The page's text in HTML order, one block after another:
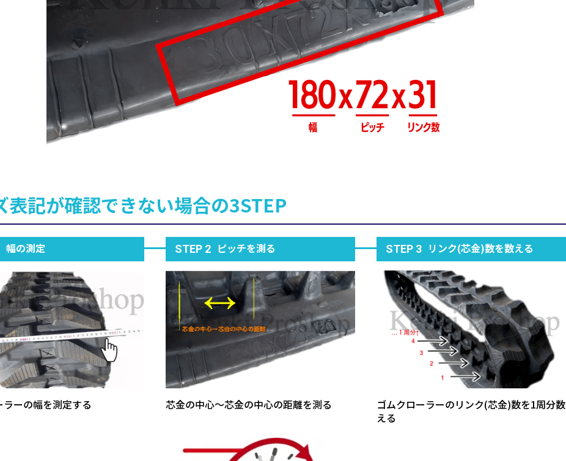
表記が確認できない場合の3STEP
幅の測定
ラーの幅を測定する
STEP 2 ピッチを測る
芯金の中心～芯金の中心の距離を測る
STEP 3 リンク(芯金)数を数える
ゴムクローラーのリンク(芯金)数を1周分数
える